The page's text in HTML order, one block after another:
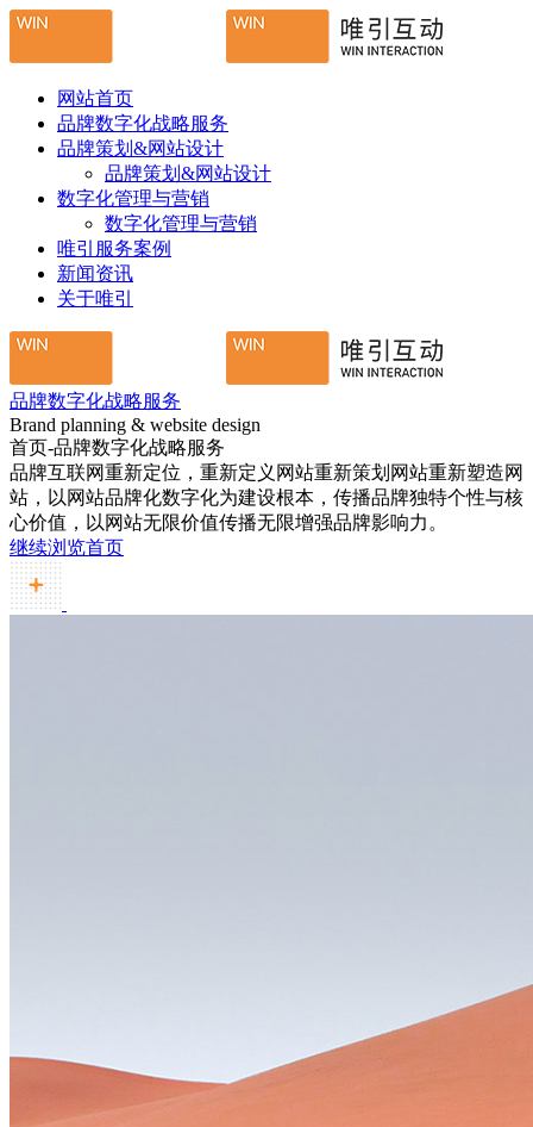
网站首页
品牌数字化战略服务
品牌策划&网站设计
品牌策划&网站设计
数字化管理与营销
数字化管理与营销
唯引服务案例
新闻资讯
关于唯引
品牌数字化战略服务
Brand planning & website design
首页-品牌数字化战略服务
品牌互联网重新定位，重新定义网站重新策划网站重新塑造网
站，以网站品牌化数字化为建设根本，传播品牌独特个性与核
心价值，以网站无限价值传播无限增强品牌影响力。
继续浏览首页